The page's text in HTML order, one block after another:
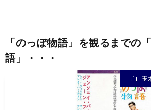
「のっぽ物語」を観るまでの
語」・・・
玉